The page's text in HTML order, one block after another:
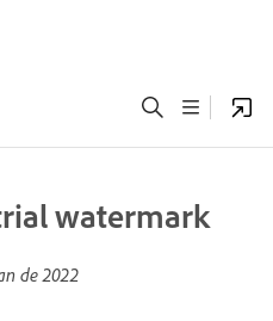
watermark
de 2022